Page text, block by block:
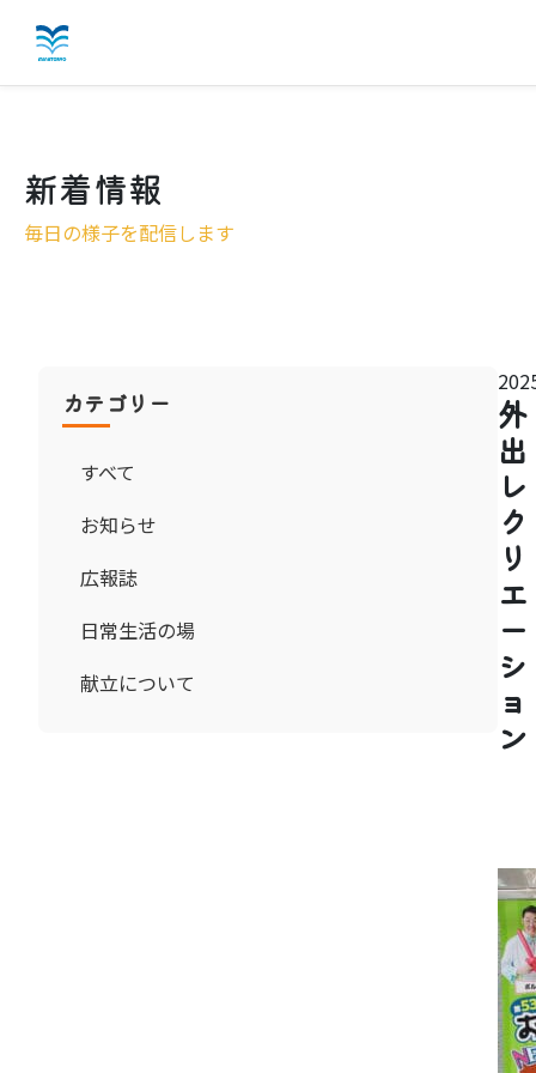
施設概要
入所案内
よくある質問
新着情報
毎日の様子を配信します
外
出
レ
ク
リ
エ
ー
シ
ョ
ン
カテゴリー
すべて
お知らせ
広報誌
日常生活の場
献立について